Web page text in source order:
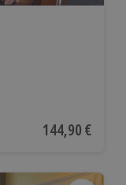
Aktueller Preis
144,90 €